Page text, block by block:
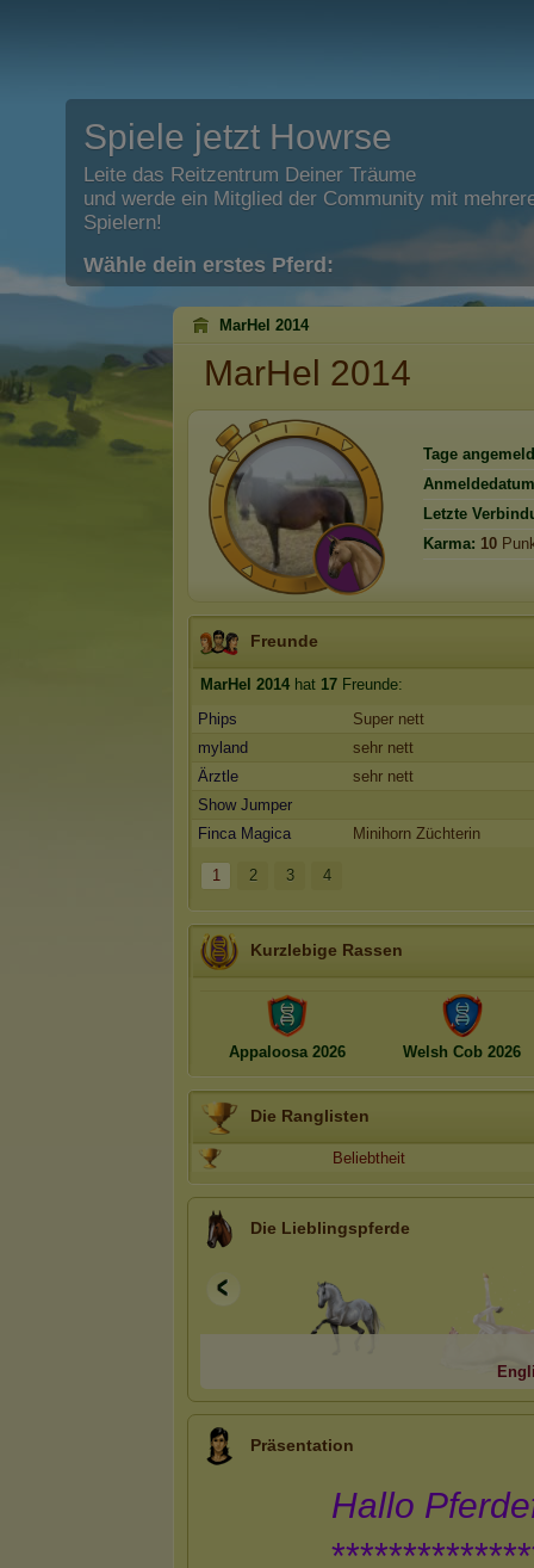
Spiele jetzt Howrse
Leite das Reitzentrum Deiner Träume
und werde ein Mitglied der Community mit
Spielern!
Wähle dein erstes Pferd:
MarHel 2014
MarHel 2014
Tage
Letzte
Karma: 10
Freunde
MarHel 2014 hat 17 Freunde:
Phips
Super nett
myland
sehr nett
Ärztle
sehr nett
Show Jumper
Finca Magica
Minihorn Züchterin
1 2 3 4
Kurzlebige Rassen
Appaloosa 2026 Welsh Cob 2026
Die Ranglisten
Beliebtheit
Die Lieblingspferde
Präsentation